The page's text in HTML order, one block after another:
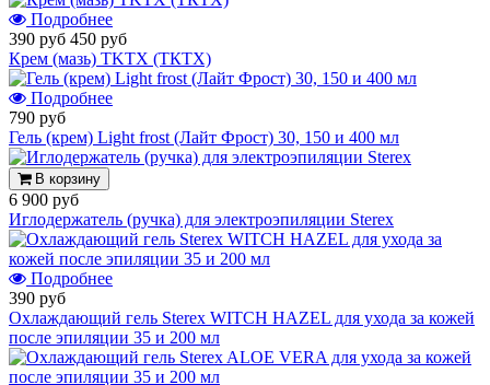
Подробнее
390 руб 450 руб
Крем (мазь) TKTX (ТКТХ)
Подробнее
790 руб
Гель (крем) Light frost (Лайт Фрост) 30, 150 и 400 мл
В корзину
6 900 руб
Иглодержатель (ручка) для электроэпиляции Sterex
Подробнее
390 руб
Охлаждающий гель Sterex WITCH HAZEL для ухода за кожей
после эпиляции 35 и 200 мл